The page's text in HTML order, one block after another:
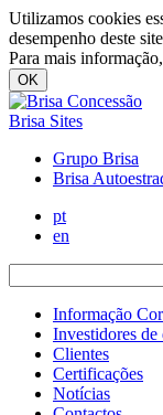
Utilizamos cookies
desempenho deste
Para mais
OK
Brisa Sites
Grupo Brisa
Brisa
pt
en
Informação
Investidores de
Clientes
Certificações
Notícias